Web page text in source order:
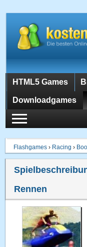
HTML5 Games
Downloadgames
Flashgames › Racing ›
Rennen